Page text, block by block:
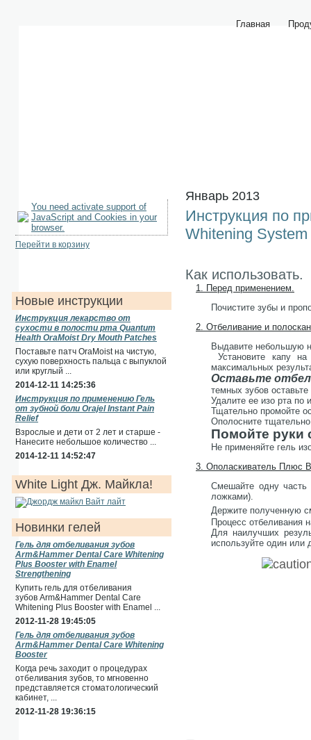
Главная
You need activate support of
JavaScript and Cookies in your
browser.
Перейти в корзину
Новые инструкции
Инструкция лекарство от
сухости в полости рта Quantum
Health OraMoist Dry Mouth Patches
Поставьте патч OraMoist на чистую,
сухую поверхность пальца с выпуклой
или круглый ...
2014-12-11 14:25:36
Инструкция по применению Гель
от зубной боли Orajel Instant Pain
Relief
Взрослые и дети от 2 лет и старше -
Нанесите небольшое количество ...
2014-12-11 14:52:47
White Light Дж. Майкла!
Новинки гелей
Гель для отбеливания зубов
Arm&Hammer Dental Care Whitening
Plus Booster with Enamel
Strengthening
Купить гель для отбеливания
зубов Arm&Hammer Dental Care
Whitening Plus Booster with Enamel ...
2012-11-28 19:45:05
Гель для отбеливания зубов
Arm&Hammer Dental Care Whitening
Booster
Когда речь заходит о процедурах
отбеливания зубов, то мгновенно
представляется стоматологический
кабинет, ...
2012-11-28 19:36:15
Январь 2013
Инструкция по
Whitening System
Как использовать.
1. Перед применением.
Почистите зубы и
2. Отбеливание и
Выдавите небольшую
Установите капу
максимальных
Оставьте
темных зубов
Удалите ее изо рта по
Тщательно промойте
Ополосните
Помойте руки
Не применяйте гель
3. Ополаскиватель Плюс
Смешайте одну часть
ложками).
Держите полученную
Процесс отбеливания
Для наилучших
используйте один